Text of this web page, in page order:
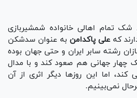
شک تمام اهالی خانواده شمشیربازی
که علی پاکدامن به عنوان سدشکن
رشته سابر ایران و حتی جهان بوده
چهار جهانی هم صعود کند و با مدال
اما این روز‌ها دیگر اثری از آن
نمی‌بینیم.